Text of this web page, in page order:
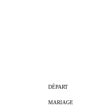
DÉPART
MARIAGE